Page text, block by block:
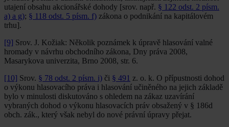
utajení obsahu akcionářské dohody [srov. např. § 122 odst. 2 písm.
a) a g); § 118 odst. 5 písm. f) zákona o podnikání na kapitálovém
trhu].
[9] Srov. J. Kožiak: Několik poznámek k úpravě hlasování valné
hromady v návrhu obchodního zákona, Dny práva 2008,
Masarykova univerzita, Brno 2008, str. 6.
[10] Srov. § 78 odst. 2 písm. i) či § 491 z. o. k. O přípustnosti dohod
o výkonu hlasovacího práva i hlasování učiněného na jejich základě
bylo v minulosti diskutováno s ohledem na zákaz uzavírání
vybraných dohod o výkonu hlasovacích práv obsažený v § 186d
obch. zák., který však nebyl do nové právní úpravy přejat.